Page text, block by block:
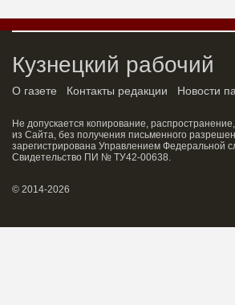
Кузнецкий рабочий
О газете Контакты редакции Новости
Не допускается копирование,
из Сайта, без получения письменного
зарегистрирована Управлением Федеральной
Свидетельство ПИ № ТУ42-00638.
© 2014-2026